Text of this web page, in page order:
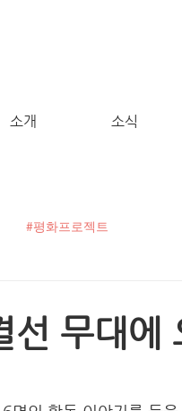
소개 소식
#평화프로젝트
선 무대에